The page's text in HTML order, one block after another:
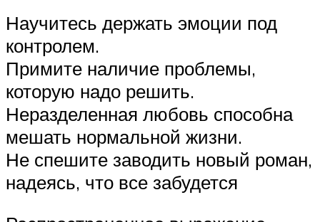
Научитесь держать эмоции под
контролем.
Примите наличие проблемы,
которую надо решить.
Неразделенная любовь способна
мешать нормальной жизни.
Не спешите заводить новый роман,
надеясь, что все забудется